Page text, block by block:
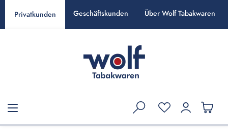
springen
Privatkunden Geschäftskunden Über Wolf Tabakwaren